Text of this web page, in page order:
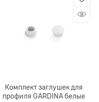
Комплект заглушек для
профиля GARDINA белые